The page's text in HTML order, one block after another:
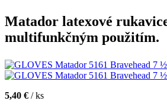
Matador latexové
multifunkčným použitím.
5,40 € / ks